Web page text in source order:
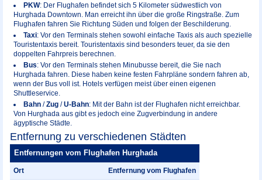
PKW: Der Flughafen befindet sich 5 Kilometer südwestlich von
Hurghada Downtown. Man erreicht ihn über die große Ringstraße. Zum
Flughafen fahren Sie Richtung Süden und folgen der Beschilderung.
Taxi: Vor den Terminals stehen sowohl einfache Taxis als auch spezielle
Touristentaxis bereit. Touristentaxis sind besonders teuer, da sie den
doppelten Fahrpreis berechnen.
Bus: Vor den Terminals stehen Minubusse bereit, die Sie nach
Hurghada fahren. Diese haben keine festen Fahrpläne sondern fahren ab,
wenn der Bus voll ist. Hotels verfügen meist über einen eigenen
Shuttleservice.
Bahn /Zug /U-Bahn: Mit der Bahn ist der Flughafen nicht erreichbar.
Von Hurghada aus gibt es jedoch eine Zugverbindung in andere
ägyptische Städte.
Entfernung zu verschiedenen Städten
Entfernungen vom Flughafen Hurghada
Ort
Entfernung vom Flughafen